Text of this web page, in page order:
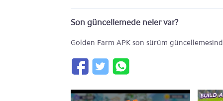
Son güncellemede neler var?
Golden Farm APK son sürüm